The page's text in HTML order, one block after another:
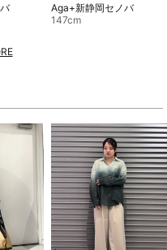
Aga+新静岡セノバ
147cm